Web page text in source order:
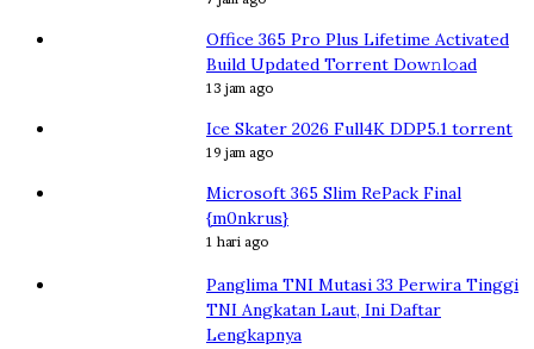
Office 365 Pro Plus Lifetime Activated
Build Updated Torrent Dow𝚗l𝚘аd
13 jam ago
Ice Skater 2026 Full4K DDP5.1 torrent
19 jam ago
Microsoft 365 Slim RePack Final
{m0nkrus}
1 hari ago
Panglima TNI Mutasi 33 Perwira Tinggi
TNI Angkatan Laut, Ini Daftar
Lengkapnya